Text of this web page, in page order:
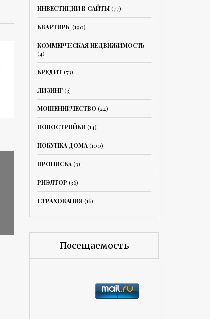
ИНВЕСТИЦИИ В САЙТЫ(77)
КВАРТИРЫ(190)
КОММЕРЧЕСКАЯ НЕДВИЖИМОСТЬ
(4)
КРЕДИТ(73)
ЛИЗИНГ(3)
МОШЕННИЧЕСТВО (24)
НОВОСТРОЙКИ(14)
ПОКУПКА ДОМА(100)
ПРОПИСКА(3)
РИЭЛТОР (36)
СТРАХОВАНИЯ(16)
Посещаемость